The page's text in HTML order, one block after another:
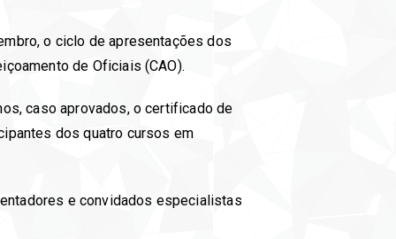
o ciclo de apresentações dos
de Oficiais (CAO).
caso aprovados, o certificado de
dos quatro cursos em
e convidados especialistas